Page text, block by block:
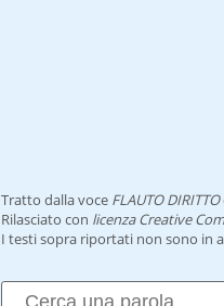
Tratto dalla voce FLAUTO DIRITTO
Rilasciato con licenza Creative
I testi sopra riportati non sono in